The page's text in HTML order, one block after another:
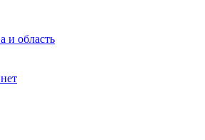
и область